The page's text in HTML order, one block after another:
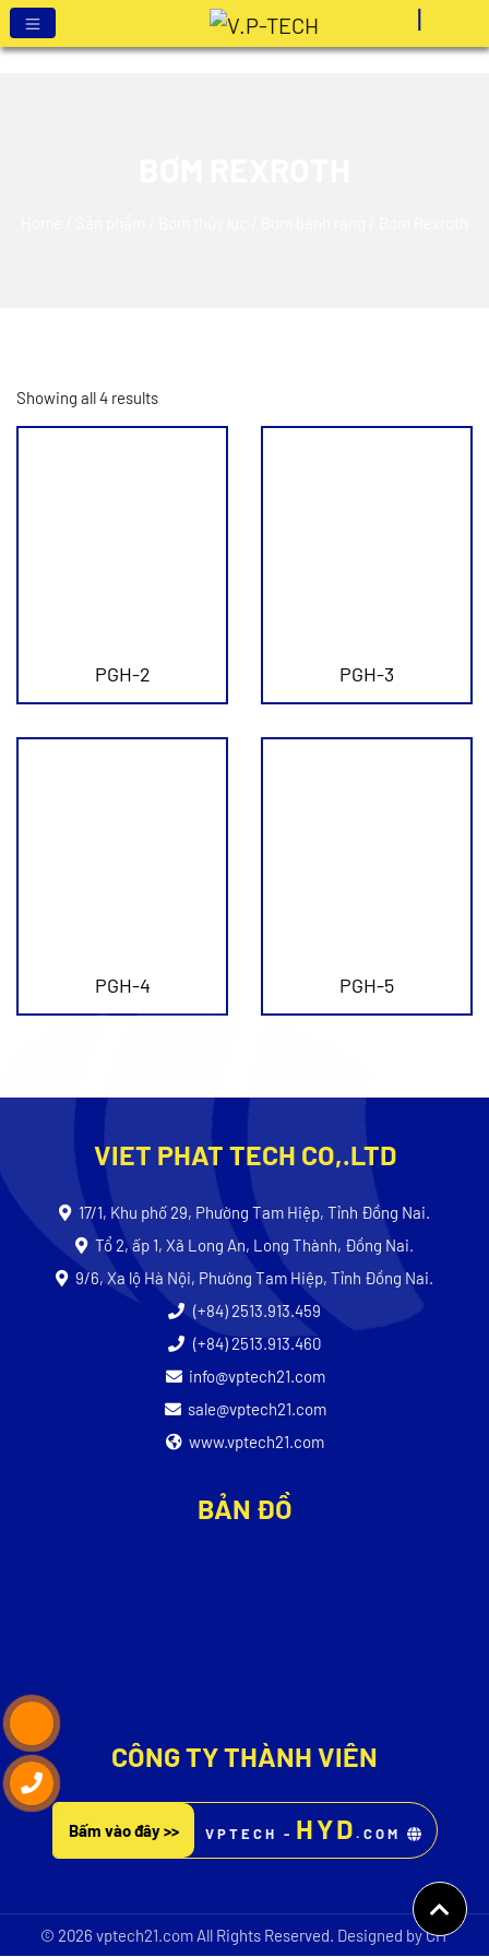
Showing all 4 results
PGH-2 PGH-3
PGH-4 PGH-5
VIET PHAT TECH CO,.LTD
17/1, Khu phố 29, Phường Tam Hiệp, Tỉnh Đồng Nai.
Tổ 2, ấp 1, Xã Long An, Long Thành, Đồng Nai.
9/6, Xa lộ Hà Nội, Phường Tam Hiệp, Tỉnh Đồng Nai.
(+84) 2513.913.459
(+84) 2513.913.460
info@vptech21.com
sale@vptech21.com
www.vptech21.com
BẢN ĐỒ
CÔNG TY THÀNH VIÊN
Bấm vào đây >> VPTECH - HYD.COM
© 2026 vptech21.comAll Rights Reserved. Designed by CIT